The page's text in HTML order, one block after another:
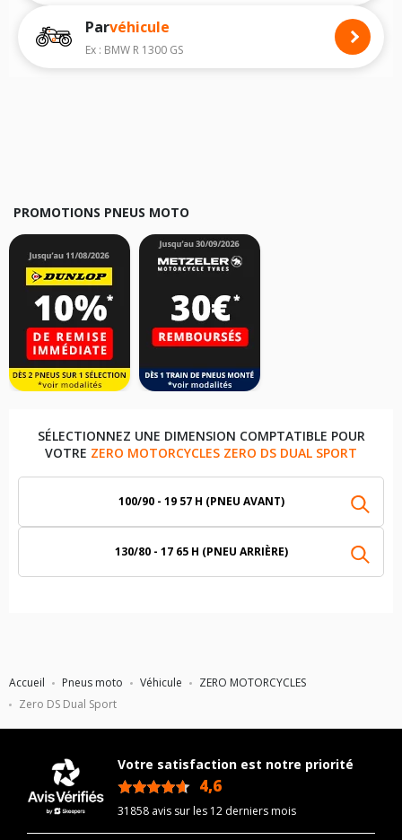
Accueil Pneus moto Véhicule
ZERO MOTORCYCLES
Zero DS Dual Sport
pneus arrière moto grâce à notre moteur de recherche par véhicule,
simplement et facilement.
Nous recommandons de toujours monter des pneus moto avec les
Parvéhicule
Ex : BMW R 1300 GS
PROMOTIONS PNEUS MOTO
SÉLECTIONNEZ UNE DIMENSION COMPTATIBLE POUR
VOTRE ZERO MOTORCYCLES ZERO DS DUAL SPORT
100/90 - 19 57 H (PNEU AVANT)
130/80 - 17 65 H (PNEU ARRIÈRE)
Votre satisfaction est notre priorité
4,6
31858 avis sur les 12 derniers mois